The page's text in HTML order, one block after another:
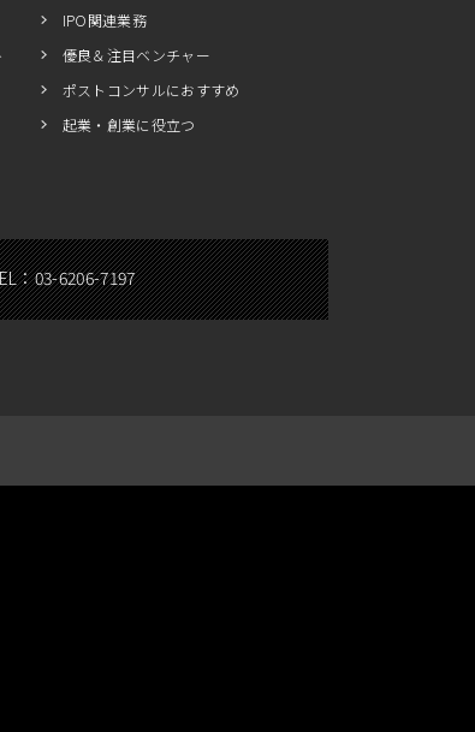
IPO関連業務
優良＆注目ベンチャー
ポストコンサルにおすすめ
起業・創業に役立つ
：03-6206-7197